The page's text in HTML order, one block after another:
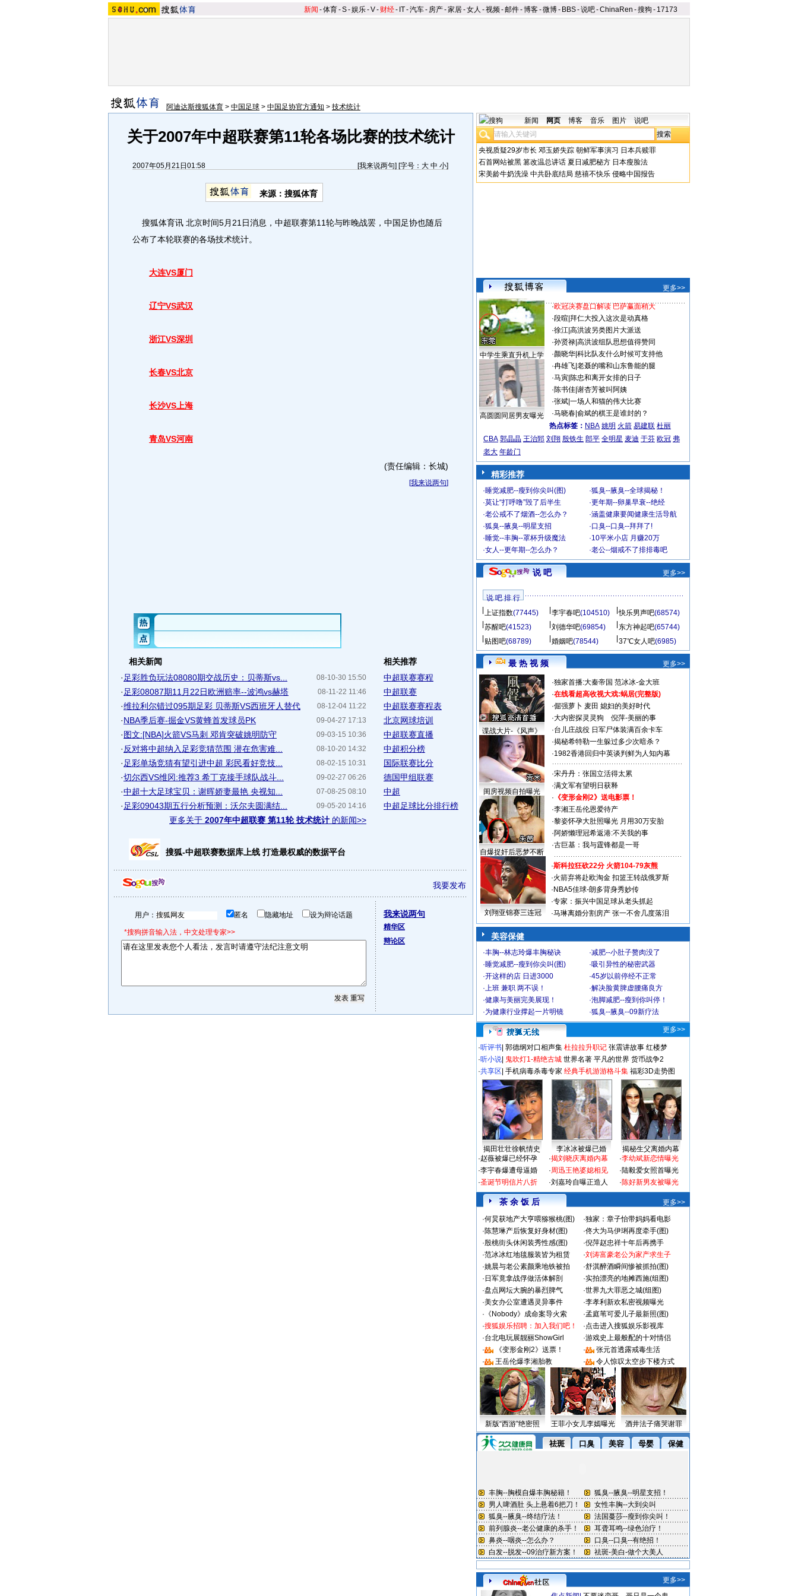
新闻 -体育-S-娱乐-V- 财经- IT-汽车- 房产-家居-女人 -视频-邮件-博客-微博- BBS-说吧-ChinaRen -搜狗 - 17173
阿迪达斯搜狐体育 > 中国足球 > 中国足协官方通知 > 技术统计
关于2007年中超联赛第11轮各场比赛的技术统计
2007年05月21日01:58 [我来说两句] [字号： 大 中 小]
来源： 搜狐体育
搜狐体育讯 北京时间5月21日消息，中超联赛第11轮与昨晚战罢，中国足协也随后
公布了本轮联赛的各场技术统计。
大连VS厦门
辽宁VS武汉
浙江VS深圳
长春VS北京
长沙VS上海
青岛VS河南
(责任编辑：长城)
[我来说两句]
相关新闻
08-10-30 15:50
· 足彩胜负玩法08080期交战历史：贝蒂斯vs...
08-11-22 11:46
· 足彩08087期11月22日欧洲赔率--波鸿vs赫塔
08-12-04 11:22
·维拉利尔错过095期足彩 贝蒂斯VS西班牙人替代
09-04-27 17:13
·NBA季后赛-掘金VS黄蜂首发球员PK
09-03-15 10:36
·图文:[NBA]火箭VS马刺 邓肯突破姚明防守
08-10-20 14:32
· 反对将中超纳入足彩竞猜范围 潜在危害难...
08-02-15 10:31
· 足彩单场竞猜有望引进中超 彩民看好竞技...
09-02-27 06:26
·切尔西VS维冈:推荐3 希丁克接手球队战斗...
07-08-25 08:10
·中超十大足球宝贝：谢晖娇妻最艳 央视知...
09-05-20 14:16
· 足彩09043期五行分析预测：沃尔夫圆满结...
更多关于 2007年中超联赛 第11轮 技术统计 的新闻>>
相关推荐
中超联赛赛程
中超联赛
中超联赛赛程表
北京网球培训
中超联赛直播
中超积分榜
国际联赛比分
德国甲组联赛
中超
中超足球比分排行榜
搜狐-中超联赛数据库上线 打造最权威的数据平台
我要发布
用户： 匿名 隐藏地址 设为辩论话题
*搜狗拼音输入法，中文处理专家>>
我来说两句
精华区
辩论区
新闻 网页 博客 音乐 图片 说吧
央视质疑29岁市长 邓玉娇失踪 朝鲜军事演习 日本兵赎罪
石首网站被黑 篡改温总讲话 夏日减肥秘方 日本瘦脸法
宋美龄牛奶洗澡 中共卧底结局 慈禧不快乐 侵略中国报告
更多>>
中学生乘直升机上学
高圆圆同居男友曝光
·欧冠决赛盘口解读 巴萨赢面稍大
·段暄 拜仁大投入这次是动真格
·徐江| 高洪波另类图片大派送
·孙贤禄| 高洪波组队思想值得赞同
·颜晓华| 科比队友什么时候可支持他
·冉雄飞| 老聂的嘴和山东鲁能的腿
·马寅| 陈忠和离开女排的日子
·陈书佳| 谢杏芳被叫阿姨
·张斌| 一场人和猫的伟大比赛
·马晓春| 俞斌的棋王是谁封的？
热点标签： NBA 姚明 火箭 易建联 杜丽
CBA 郭晶晶 王治郅 刘翔 殷铁生 郎平 全明星 麦迪 于芬 欧冠 弗
老大 年龄门
精彩推荐
·睡觉减肥--瘦到你尖叫(图) ·狐臭--腋臭--全球揭秘！
·莫让“打呼噜”毁了后半生 ·更年期--卵巢早衰--绝经
·老公戒不了烟酒--怎么办？ ·涵盖健康要闻健康生活导航
·狐臭--腋臭--明星支招 ·口臭--口臭--拜拜了!
·睡觉--丰胸--罩杯升级魔法 ·10平米小店 月赚20万
·女人--更年期--怎么办？ ·老公--烟戒不了排排毒吧
说 吧 更多>>
说 吧 排 行
上证指数(77445) 李宇春吧(104510) 快乐男声吧(68574)
苏醒吧(41523) 刘德华吧(69854) 东方神起吧(65744)
贴图吧(68789) 婚姻吧(78544) 37℃女人吧(6985)
最 热 视 频 更多>>
谍战大片-《风声》
闺房视频自拍曝光
自爆捉奸后恶梦不断
·独家首播:大秦帝国 范冰冰-金大班
·在线看超高收视大戏:蜗居(完整版)
·倔强萝卜 麦田 媳妇的美好时代
·大内密探灵灵狗
倪萍-美丽的事
·台儿庄战役 日军尸体装满百余卡车
·揭秘希特勒一生躲过多少次暗杀？
·1982香港回归中英谈判鲜为人知内幕
·宋丹丹：张国立活得太累
·满文军有望明日获释
· 《变形金刚2》送电影票！
·李湘王岳伦恩爱待产
·黎姿怀孕大肚照曝光 月用30万安胎
·阿娇懒理冠希返港:不关我的事
·古巨基：我与霆锋都是一哥
刘翔亚锦赛三连冠
·斯科拉狂砍22分 火箭104-79灰熊
·火箭弃将赴欧淘金 扣篮王转战俄罗斯
· NBA5佳球-朗多背身秀妙传
·专家：振兴中国足球从老头抓起
·马琳离婚分割房产 张一不舍几度落泪
美容保健
·丰胸--林志玲爆丰胸秘诀 ·减肥--小肚子赘肉没了
·睡觉减肥--瘦到你尖叫(图) ·吸引异性的秘密武器
·开这样的店 日进3000 ·45岁以前停经不正常
·上班 兼职 两不误！ ·解决脸黄脾虚腰痛良方
·健康与美丽完美展现！ ·泡脚减肥--瘦到你叫停！
·为健康行业撑起一片明镜 ·狐臭--腋臭--09新疗法
更多>>
·听评书 郭德纲对口相声集 杜拉拉升职记 张震讲故事 红楼梦
·听小说 鬼吹灯1-精绝古城 世界名著 平凡的世界 货币战争2
·共享区 手机病毒杀毒专家 经典手机游游格斗集 福彩3D走势图
揭田壮壮徐帆情史 李冰冰被爆已婚
揭秘生父离婚内幕
·赵薇被爆已经怀孕
·李宇春爆遭母逼婚
·圣诞节明信片八折
·揭刘晓庆离婚内幕
·周迅王艳婆媳相见
·刘嘉玲自曝正造人
·李幼斌新恋情曝光
·陆毅爱女照首曝光
·陈好新男友被曝光
茶 余 饭 后
更多>>
·何炅获地产大亨喂猕猴桃(图) ·独家：章子怡带妈妈看电影
·陈慧琳产后恢复好身材(图) ·佟大为马伊琍再度牵手(图)
·殷桃街头休闲装秀性感(图) ·倪萍赵忠祥十年后再携手
·范冰冰红地毯服装皆为租赁 ·刘涛富豪老公为家产求生子
·姚晨与老公素颜乘地铁被拍 ·舒淇醉酒瞬间惨被抓拍(图)
· 日军竟拿战俘做活体解剖 ·实拍漂亮的地摊西施(组图)
·盘点网坛大腕的暴烈脾气 ·世界九大罪恶之城(组图)
·美女办公室遭遇灵异事件 ·李孝利新欢私密视频曝光
· 《Nobody》成命案导火索 ·孟庭苇可爱儿子最新照(图)
·搜狐娱乐招聘：加入我们吧！ ·点击进入搜狐娱乐影视库
·台北电玩展靓丽ShowGirl ·游戏史上最般配的十对情侣
·
《变形金刚2》送票！ ·
张元首透露戒毒生活
·
王岳伦爆李湘胎教 · 令人惊叹太空步下楼方式
新版“西游”绝密照 王菲小女儿李嫣曝光 酒井法子痛哭谢罪
更多>>